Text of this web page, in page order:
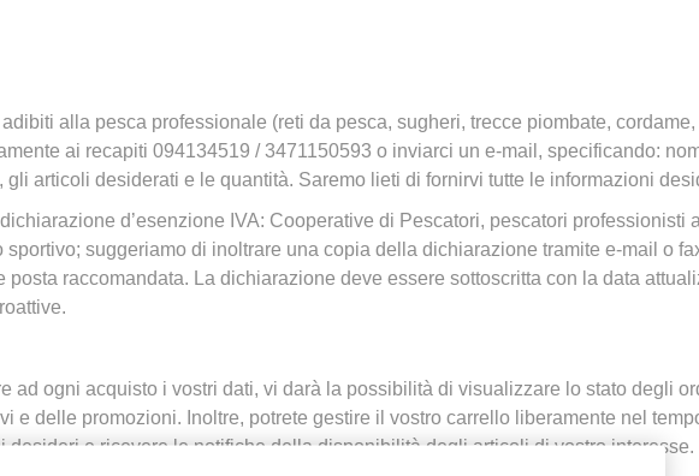
alla pesca professionale (reti da pesca, sugheri, trecce piombate,
ai recapiti 094134519 / 3471150593 o inviarci un e-mail, specificando:
articoli desiderati e le quantità. Saremo lieti di fornirvi tutte le informazioni
d’esenzione IVA: Cooperative di Pescatori, pescatori professionisti
suggeriamo di inoltrare una copia della dichiarazione tramite e-mail o
posta raccomandata. La dichiarazione deve essere sottoscritta con la data
ad ogni acquisto i vostri dati, vi darà la possibilità di visualizzare lo stato degli
e delle promozioni. Inoltre, potrete gestire il vostro carrello liberamente nel
desideri e ricevere le notifiche della disponibilità degli articoli di vostro interesse.